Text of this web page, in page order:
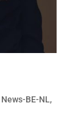
News-BE-NL,